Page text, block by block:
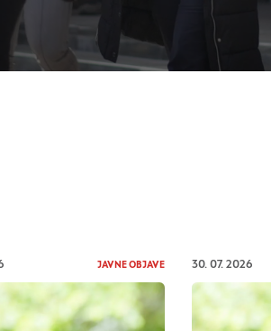
JAVNE OBJAVE 30. 07. 2026